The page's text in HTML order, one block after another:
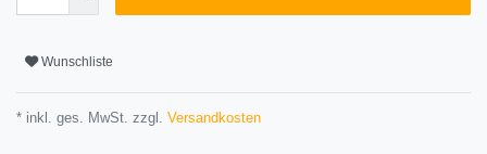
Wunschliste
* inkl. ges. MwSt. zzgl. Versandkosten